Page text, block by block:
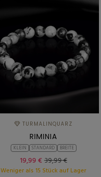
TURMALINQUARZ
RIMINIA
KLEIN STANDARD BREITE
19,99 €39,99 €
Weniger als 15 Stück auf Lager